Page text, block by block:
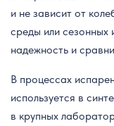
и не зависит от
среды или сезонных
надежность и
В процессах
используется в
в крупных